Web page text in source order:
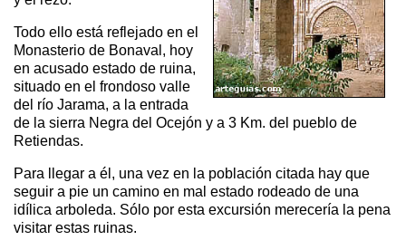
Todo ello está reflejado en el
Monasterio de Bonaval, hoy
en acusado estado de ruina,
situado en el frondoso valle
del río Jarama, a la entrada
de la sierra Negra del Ocejón y a 3 Km. del pueblo de
Retiendas.
Para llegar a él, una vez en la población citada hay que
seguir a pie un camino en mal estado rodeado de una
idílica arboleda. Sólo por esta excursión merecería la pena
visitar estas ruinas.